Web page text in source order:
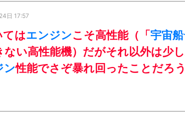
日 17:57
はエンジンこそ高性能（「宇宙
い高性能機）だがそれ以外は少
ン性能でさぞ暴れ回ったことだろう